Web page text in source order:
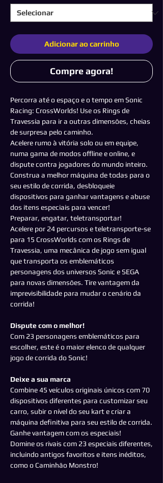
Adicionar ao carrinho
Compre agora!
Percorra até o espaço e o tempo em Sonic
Racing: CrossWorlds! Use os Rings de
Travessia para ir a outras dimensões, cheias
de surpresa pelo caminho.
Acelere rumo à vitória solo ou em equipe,
numa gama de modos offline e online, e
dispute contra jogadores do mundo inteiro.
Construa a melhor máquina de todas para o
seu estilo de corrida, desbloqueie
dispositivos para ganhar vantagens e abuse
dos itens especiais para vencer!
Preparar, engatar, teletransportar!
Acelere por 24 percursos e teletransporte-se
para 15 CrossWorlds com os Rings de
Travessia, uma mecânica de jogo sem igual
que transporta os emblemáticos
personagens dos universos Sonic e SEGA
para novas dimensões. Tire vantagem da
imprevisibilidade para mudar o cenário da
corrida!
Dispute com o melhor!
Com 23 personagens emblemáticos para
escolher, este é o maior elenco de qualquer
jogo de corrida do Sonic!
Deixe a sua marca
Combine 45 veículos originais únicos com 70
dispositivos diferentes para customizar seu
carro, subir o nível do seu kart e criar a
máquina definitiva para seu estilo de corrida.
Ganhe vantagem com os especiais!
Domine os rivais com 23 especiais diferentes,
incluindo antigos favoritos e itens inéditos,
como o Caminhão Monstro!